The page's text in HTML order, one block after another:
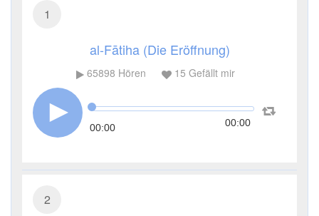
1
al-Fātiha (Die Eröffnung)
65898 Hören 15 Gefällt mir
00:00 00:00
2